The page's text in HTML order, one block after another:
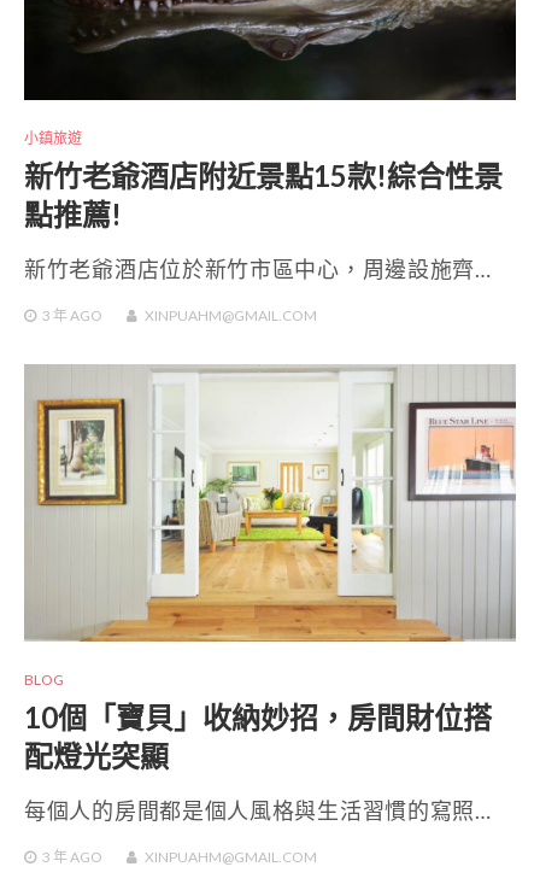
小鎮旅遊
新竹老爺酒店附近景點15款!綜合性景
點推薦!
新竹老爺酒店位於新竹市區中心，周邊設施齊…
3 年 AGO XINPUAHM@GMAIL.COM
BLOG
10個「寶貝」收納妙招，房間財位搭
配燈光突顯
每個人的房間都是個人風格與生活習慣的寫照…
3 年AGO XINPUAHM@GMAIL.COM